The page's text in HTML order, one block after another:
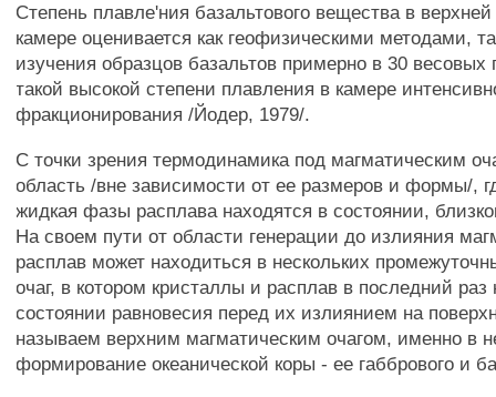
Степень плавле'ния базальтового вещества в
камере оценивается как геофизическими методами,
изучения образцов базальтов примерно в 30 весовых
такой высокой степени плавления в камере
фракционирования /Йодер, 1979/.
С точки зрения термодинамика под магматическим
область /вне зависимости от ее размеров и формы/,
жидкая фазы расплава находятся в состоянии,
На своем пути от области генерации до излияния
расплав может находиться в нескольких
очаг, в котором кристаллы и расплав в последний раз
состоянии равновесия перед их излиянием на
называем верхним магматическим очагом, именно в
формирование океанической коры - ее габбрового и